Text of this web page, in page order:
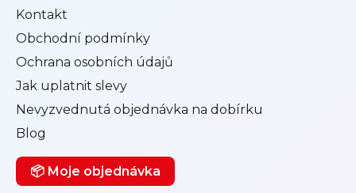
Kontakt
Obchodní podmínky
Ochrana osobních údajů
Jak uplatnit slevy
Nevyzvednutá objednávka na dobírku
Blog
📦 Moje objednávka